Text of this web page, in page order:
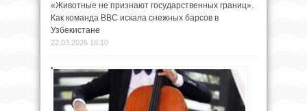
«Животные не признают государственных границ».
Как команда BBC искала снежных барсов в
Узбекистане
22.03.2026 16:10